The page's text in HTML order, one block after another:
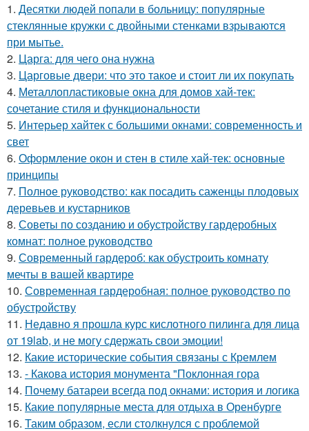
1. Десятки людей попали в больницу: популярные
стеклянные кружки с двойными стенками взрываются
при мытье.
2. Царга: для чего она нужна
3. Царговые двери: что это такое и стоит ли их покупать
4. Металлопластиковые окна для домов хай-тек:
сочетание стиля и функциональности
5. Интерьер хайтек с большими окнами: современность и
свет
6. Оформление окон и стен в стиле хай-тек: основные
принципы
7. Полное руководство: как посадить саженцы плодовых
деревьев и кустарников
8. Советы по созданию и обустройству гардеробных
комнат: полное руководство
9. Современный гардероб: как обустроить комнату
мечты в вашей квартире
10. Современная гардеробная: полное руководство по
обустройству
11. Недавно я прошла курс кислотного пилинга для лица
от 19lab, и не могу сдержать свои эмоции!
12. Какие исторические события связаны с Кремлем
13. - Какова история монумента "Поклонная гора
14. Почему батареи всегда под окнами: история и логика
15. Какие популярные места для отдыха в Оренбурге
16. Таким образом, если столкнулся с проблемой